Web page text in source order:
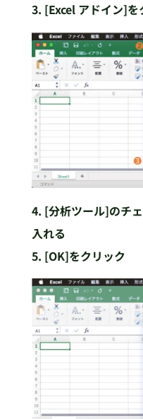
3. [Excel アドイン]を
4. [分析ツール]のチ
入れる
5. [OK]をクリック